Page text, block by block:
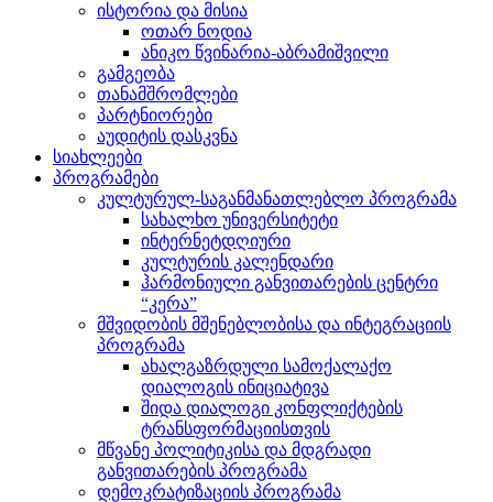
ისტორია და მისია
ოთარ ნოდია
ანიკო წვინარია-აბრამიშვილი
გამგეობა
თანამშრომლები
პარტნიორები
აუდიტის დასკვნა
სიახლეები
პროგრამები
კულტურულ-საგანმანათლებლო პროგრამა
სახალხო უნივერსიტეტი
ინტერნეტდღიური
კულტურის კალენდარი
ჰარმონიული განვითარების ცენტრი
“კერა”
მშვიდობის მშენებლობისა და ინტეგრაციის
პროგრამა
ახალგაზრდული სამოქალაქო
დიალოგის ინიციატივა
შიდა დიალოგი კონფლიქტების
ტრანსფორმაციისთვის
მწვანე პოლიტიკისა და მდგრადი
განვითარების პროგრამა
დემოკრატიზაციის პროგრამა